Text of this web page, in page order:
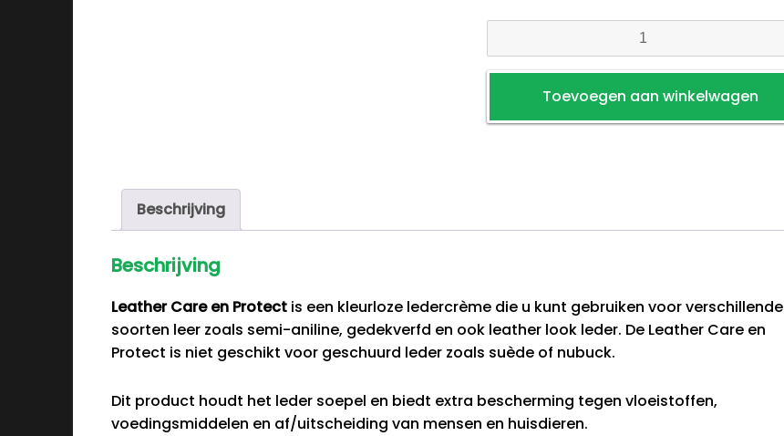
Care
Protect
Toevoegen aan winkelwagen
Beschrijving
Beschrijving
Leather Care en Protectis een kleurloze ledercrème die u kunt gebruiken voor verschillende
soorten leer zoals semi-aniline, gedekverfd en ook leather look leder. De Leather Care en
Protect is niet geschikt voor geschuurd leder zoals suède of nubuck.
Dit product houdt het leder soepel en biedt extra bescherming tegen vloeistoffen,
voedingsmiddelen en af/uitscheiding van mensen en huisdieren.